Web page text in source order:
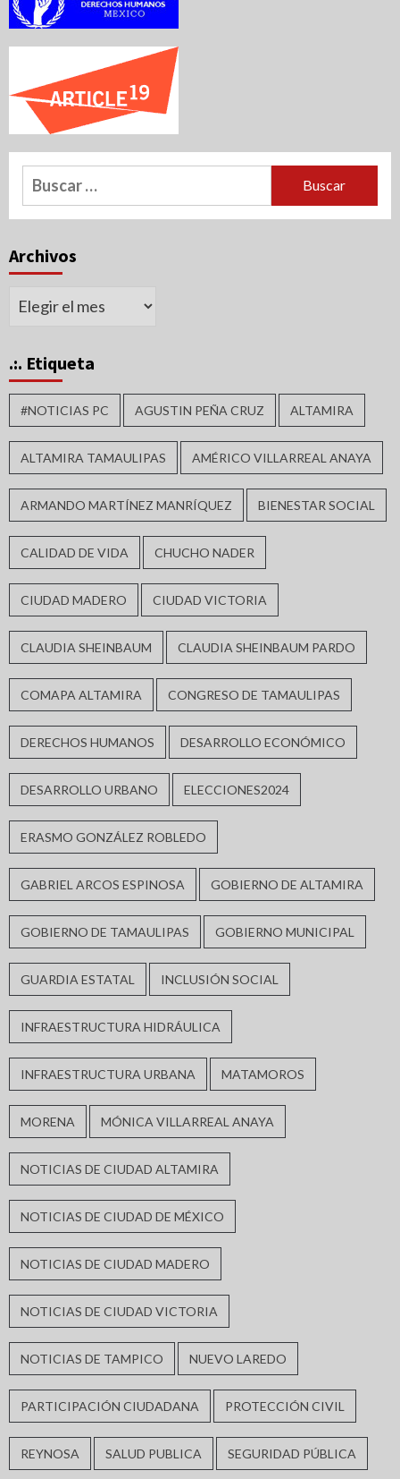
Buscar:
Archivos
Archivos
.:. Etiqueta
#NOTICIAS PC AGUSTIN PEÑA CRUZ ALTAMIRA
ALTAMIRA TAMAULIPAS AMÉRICO VILLARREAL ANAYA
ARMANDO MARTÍNEZ MANRÍQUEZ BIENESTAR SOCIAL
CALIDAD DE VIDA CHUCHO NADER
CIUDAD MADERO CIUDAD VICTORIA
CLAUDIA SHEINBAUM CLAUDIA SHEINBAUM PARDO
COMAPA ALTAMIRA CONGRESO DE TAMAULIPAS
DERECHOS HUMANOS DESARROLLO ECONÓMICO
DESARROLLO URBANO ELECCIONES2024
ERASMO GONZÁLEZ ROBLEDO
GABRIEL ARCOS ESPINOSA GOBIERNO DE ALTAMIRA
GOBIERNO DE TAMAULIPAS GOBIERNO MUNICIPAL
GUARDIA ESTATAL INCLUSIÓN SOCIAL
INFRAESTRUCTURA HIDRÁULICA
INFRAESTRUCTURA URBANA MATAMOROS
MORENA MÓNICA VILLARREAL ANAYA
NOTICIAS DE CIUDAD ALTAMIRA
NOTICIAS DE CIUDAD DE MÉXICO
NOTICIAS DE CIUDAD MADERO
NOTICIAS DE CIUDAD VICTORIA
NOTICIAS DE TAMPICO NUEVO LAREDO
PARTICIPACIÓN CIUDADANA PROTECCIÓN CIVIL
REYNOSA SALUD PUBLICA SEGURIDAD PÚBLICA